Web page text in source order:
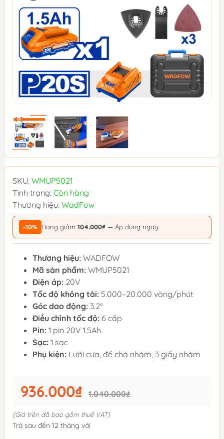
SKU: WMUP5021
Tình trạng: Còn hàng
Thương hiệu: WadFow
-10% Đang giảm 104.000₫ — Áp dụng ngay
Thương hiệu: WADFOW
Mã sản phẩm: WMUP5021
Điện áp: 20V
Tốc độ không tải: 5.000–20.000 vòng/phút
Góc dao động: 3.2°
Điều chỉnh tốc độ: 6 cấp
Pin: 1 pin 20V 1.5Ah
Sạc: 1 sạc
Phụ kiện: Lưỡi cưa, đế chà nhám, 3 giấy nhám
936.000₫ 1.040.000₫
(Giá trên đã bao gồm thuế VAT)
Trả sau đến 12 tháng với